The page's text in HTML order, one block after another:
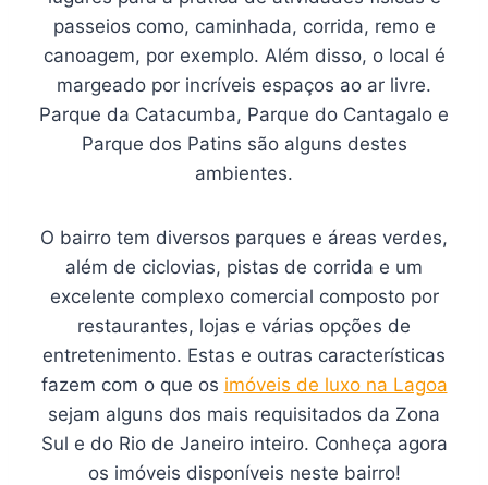
passeios como, caminhada, corrida, remo e
canoagem, por exemplo. Além disso, o local é
margeado por incríveis espaços ao ar livre.
Parque da Catacumba, Parque do Cantagalo e
Parque dos Patins são alguns destes
ambientes.
O bairro tem diversos parques e áreas verdes,
além de ciclovias, pistas de corrida e um
excelente complexo comercial composto por
restaurantes, lojas e várias opções de
entretenimento. Estas e outras características
fazem com o que os imóveis de luxo na Lagoa
sejam alguns dos mais requisitados da Zona
Sul e do Rio de Janeiro inteiro. Conheça agora
os imóveis disponíveis neste bairro!